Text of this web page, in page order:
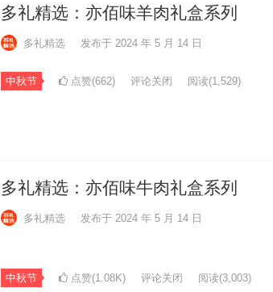
多礼精选：亦佰味羊肉礼盒系列
多礼精选 发布于 2024 年 5 月 14 日
中秋节 点赞(662) 评论关闭 阅读(1,529)
多礼精选：亦佰味牛肉礼盒系列
多礼精选 发布于 2024 年 5 月 14 日
中秋节 点赞(1.08K) 评论关闭 阅读(3,003)